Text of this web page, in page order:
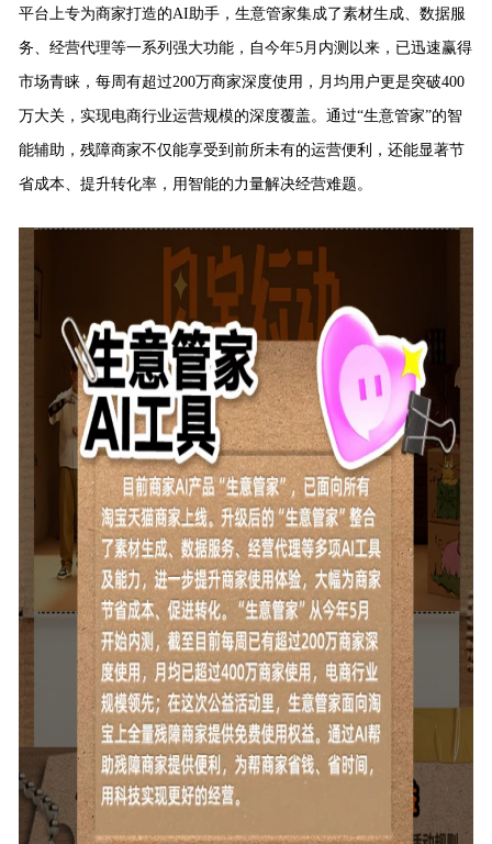
平台上专为商家打造的AI助手，生意管家集成了素材生成、数据服
务、经营代理等一系列强大功能，自今年5月内测以来，已迅速赢得
市场青睐，每周有超过200万商家深度使用，月均用户更是突破400
万大关，实现电商行业运营规模的深度覆盖。通过“生意管家”的智
能辅助，残障商家不仅能享受到前所未有的运营便利，还能显著节
省成本、提升转化率，用智能的力量解决经营难题。